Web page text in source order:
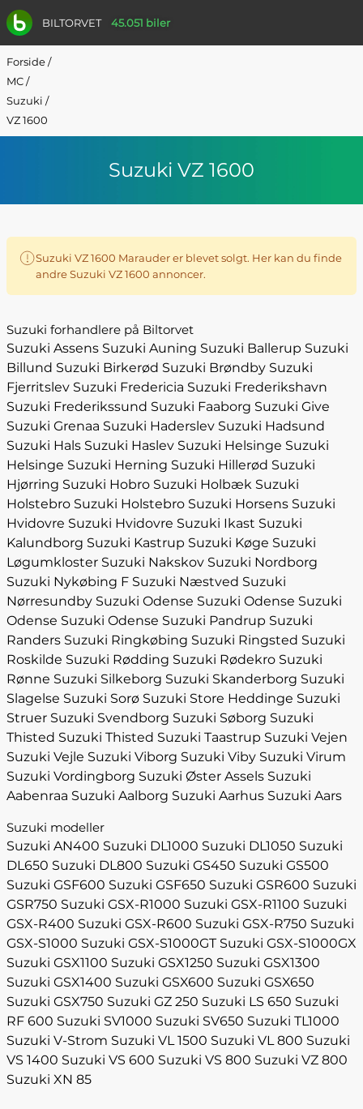
BILTORVET 45.051 biler
Forside/
MC/
Suzuki /
VZ 1600
Suzuki VZ 1600
Suzuki VZ 1600 Marauder er blevet solgt. Her kan du finde
andre Suzuki VZ 1600 annoncer.
Suzuki forhandlere på Biltorvet
Suzuki Assens Suzuki Auning Suzuki Ballerup Suzuki
Billund Suzuki Birkerød Suzuki Brøndby Suzuki
Fjerritslev Suzuki Fredericia Suzuki Frederikshavn
Suzuki Frederikssund Suzuki Faaborg Suzuki Give
Suzuki Grenaa Suzuki Haderslev Suzuki Hadsund
Suzuki Hals Suzuki Haslev Suzuki Helsinge Suzuki
Helsinge Suzuki Herning Suzuki Hillerød Suzuki
Hjørring Suzuki Hobro Suzuki Holbæk Suzuki
Holstebro Suzuki Holstebro Suzuki Horsens Suzuki
Hvidovre Suzuki Hvidovre Suzuki Ikast Suzuki
Kalundborg Suzuki Kastrup Suzuki Køge Suzuki
Løgumkloster Suzuki Nakskov Suzuki Nordborg
Suzuki Nykøbing F Suzuki Næstved Suzuki
Nørresundby Suzuki Odense Suzuki Odense Suzuki
Odense Suzuki Odense Suzuki Pandrup Suzuki
Randers Suzuki Ringkøbing Suzuki Ringsted Suzuki
Roskilde Suzuki Rødding Suzuki Rødekro Suzuki
Rønne Suzuki Silkeborg Suzuki Skanderborg Suzuki
Slagelse Suzuki Sorø Suzuki Store Heddinge Suzuki
Struer Suzuki Svendborg Suzuki Søborg Suzuki
Thisted Suzuki Thisted Suzuki Taastrup Suzuki Vejen
Suzuki Vejle Suzuki Viborg Suzuki Viby Suzuki Virum
Suzuki Vordingborg Suzuki Øster Assels Suzuki
Aabenraa Suzuki Aalborg Suzuki Aarhus Suzuki Aars
Suzuki modeller
Suzuki AN400 Suzuki DL1000 Suzuki DL1050 Suzuki
DL650 Suzuki DL800 Suzuki GS450 Suzuki GS500
Suzuki GSF600 Suzuki GSF650 Suzuki GSR600 Suzuki
GSR750 Suzuki GSX-R1000 Suzuki GSX-R1100 Suzuki
GSX-R400 Suzuki GSX-R600 Suzuki GSX-R750 Suzuki
GSX-S1000 Suzuki GSX-S1000GT Suzuki GSX-S1000GX
Suzuki GSX1100 Suzuki GSX1250 Suzuki GSX1300
Suzuki GSX1400 Suzuki GSX600 Suzuki GSX650
Suzuki GSX750 Suzuki GZ 250 Suzuki LS 650 Suzuki
RF 600 Suzuki SV1000 Suzuki SV650 Suzuki TL1000
Suzuki V-Strom Suzuki VL 1500 Suzuki VL 800 Suzuki
VS 1400 Suzuki VS 600 Suzuki VS 800 Suzuki VZ 800
Suzuki XN 85